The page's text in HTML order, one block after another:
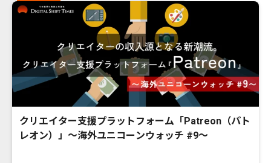
クリエイター支援プラットフォーム「Patreon（パト
レオン）」〜海外ユニコーンウォッチ #9〜